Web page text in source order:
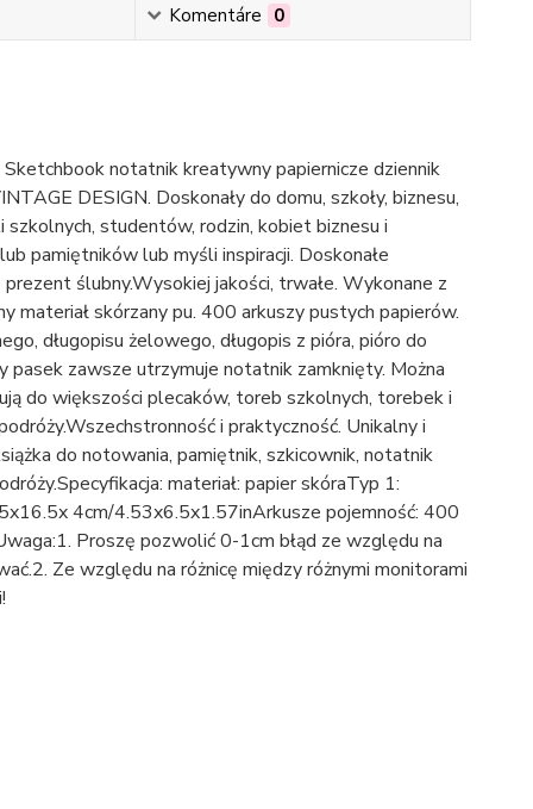
Komentáre 0
notatnik kreatywny papiernicze dziennik
DESIGN. Doskonały do domu, szkoły, biznesu,
studentów, rodzin, kobiet biznesu i
pamiętników lub myśli inspiracji. Doskonałe
ślubny.Wysokiej jakości, trwałe. Wykonane z
skórzany pu. 400 arkuszy pustych papierów.
długopisu żelowego, długopis z pióra, pióro do
zawsze utrzymuje notatnik zamknięty. Można
do większości plecaków, toreb szkolnych, torebek i
i praktyczność. Unikalny i
do notowania, pamiętnik, szkicownik, notatnik
materiał: papier skóraTyp 1:
4cm/4.53x6.5x1.57inArkusze pojemność: 400
Proszę pozwolić 0-1cm błąd ze względu na
Ze względu na różnicę między różnymi monitorami